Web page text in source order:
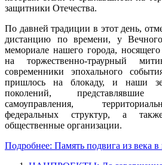
защитники Отечества.
По давней традиции в этот день,
дистанцию по времени, у
мемориале нашего города,
на торжественно-траурный
современники эпохального
пришлось на блокаду, и наши
поколений,
самоуправления,
федеральных структур, а
общественные организации.
Подробнее: Память подвига из века в